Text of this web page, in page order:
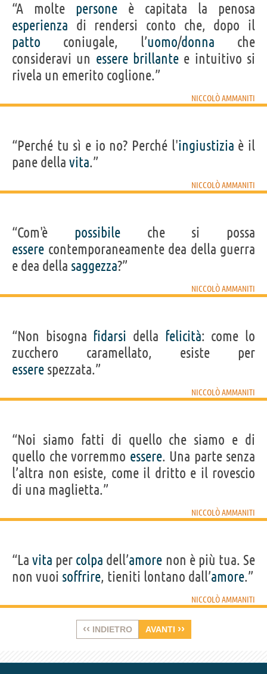
“A molte persone è capitata la penosa
esperienza di rendersi conto che, dopo il
patto coniugale, l’uomo/donna che
consideravi un essere brillante e intuitivo si
rivela un emerito coglione.”
NICCOLÒ AMMANITI
“Perché tu sì e io no? Perché l'ingiustizia è il
pane della vita.”
NICCOLÒ AMMANITI
“Com'è possibileche si possa
essere contemporaneamente dea della guerra
e dea della saggezza?”
NICCOLÒ AMMANITI
“Non bisogna fidarsi della felicità: come lo
zucchero caramellato, esiste per
essere spezzata.”
NICCOLÒ AMMANITI
“Noi siamo fatti di quello che siamo e di
quello che vorremmo essere. Una parte senza
l’altra non esiste, come il dritto e il rovescio
di una maglietta.”
NICCOLÒ AMMANITI
“Lavita per colpa dell’amore non è più tua. Se
non vuoi soffrire, tieniti lontano dall’amore.”
NICCOLÒ AMMANITI
‹‹ INDIETRO AVANTI ››